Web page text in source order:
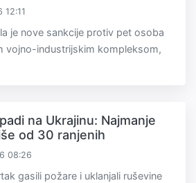
12:11
je nove sankcije protiv pet osoba
vojno-industrijskim kompleksom,
na Ukrajinu: Najmanje
od 30 ranjenih
08:26
gasili požare i uklanjali ruševine